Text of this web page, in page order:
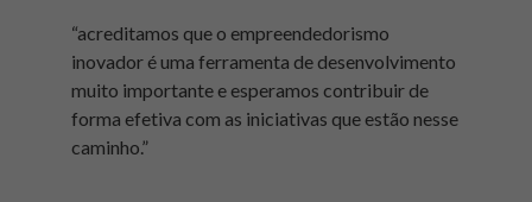
“acreditamos que o empreendedorismo
inovador é uma ferramenta de desenvolvimento
muito importante e esperamos contribuir de
forma efetiva com as iniciativas que estão nesse
caminho.”